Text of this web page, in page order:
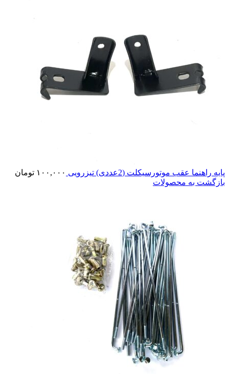
پایه راهنما عقب موتورسیکلت (2عددی) تیزرویی ۱۰۰,۰۰۰ تومان
بازگشت به محصولات